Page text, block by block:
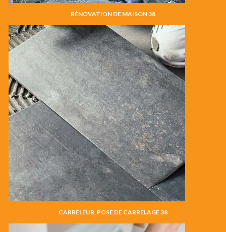
RÉNOVATION DE MAISON 38
CARRELEUR, POSE DE CARRELAGE 38